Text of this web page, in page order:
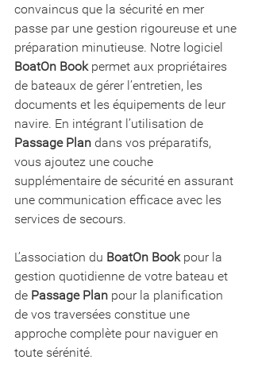
convaincus que la sécurité en mer
passe par une gestion rigoureuse et une
préparation minutieuse. Notre logiciel
BoatOn Book permet aux propriétaires
de bateaux de gérer l’entretien, les
documents et les équipements de leur
navire. En intégrant l’utilisation de
Passage Plan dans vos préparatifs,
vous ajoutez une couche
supplémentaire de sécurité en assurant
une communication efficace avec les
services de secours.
L’association du BoatOn Book pour la
gestion quotidienne de votre bateau et
de Passage Plan pour la planification
de vos traversées constitue une
approche complète pour naviguer en
toute sérénité.